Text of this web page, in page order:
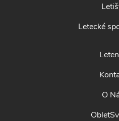
Letecké
O